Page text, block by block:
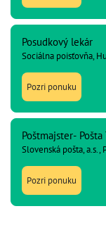
Posudkový lekár
Sociálna poisťovňa,
Pozri ponuku
Poštmajster- Pošta
Slovenská pošta, a.s.,
Pozri ponuku